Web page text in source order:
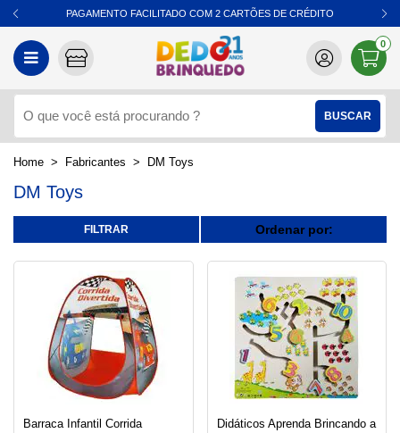
PAGAMENTO FACILITADO COM 2 CARTÕES DE CRÉDITO
0
Fabricantes DM Toys
DM Toys
Ordenar por:
Barraca Infantil Corrida
Didáticos Aprenda Brincando a